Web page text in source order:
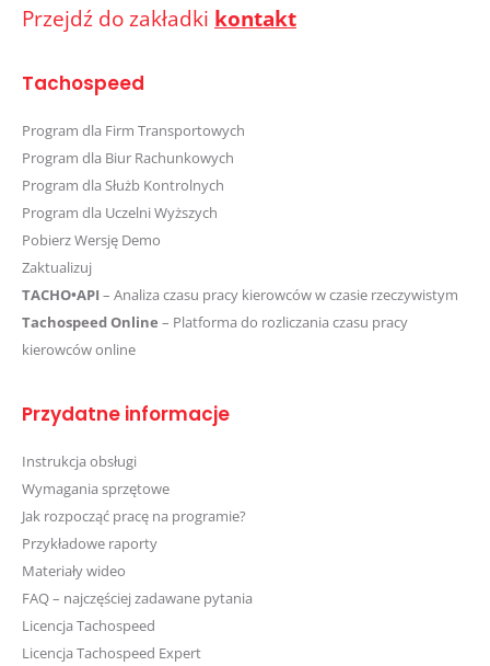
Przejdź do zakładki kontakt
Tachospeed
Program dla Firm Transportowych
Program dla Biur Rachunkowych
Program dla Służb Kontrolnych
Program dla Uczelni Wyższych
Pobierz Wersję Demo
Zaktualizuj
TACHO•API – Analiza czasu pracy kierowców w czasie rzeczywistym
Tachospeed Online – Platforma do rozliczania czasu pracy
kierowców online
Przydatne informacje
Instrukcja obsługi
Wymagania sprzętowe
Jak rozpocząć pracę na programie?
Przykładowe raporty
Materiały wideo
FAQ – najczęściej zadawane pytania
Licencja Tachospeed
Licencja Tachospeed Expert